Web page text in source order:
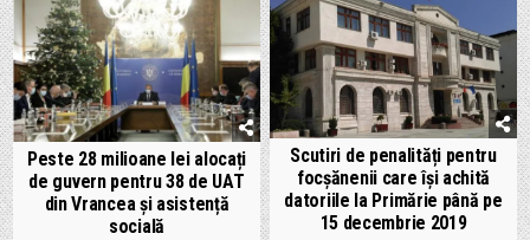
Peste 28 milioane lei alocați
de guvern pentru 38 de UAT
din Vrancea și asistență
socială
Scutiri de penalități pentru
focșănenii care își achită
datoriile la Primărie până pe
15 decembrie 2019